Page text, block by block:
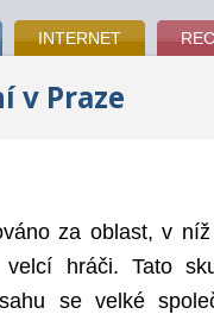
INTERNET
v Praze
za oblast, v
hráči. Tato
se velké